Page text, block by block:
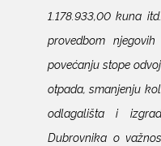
1.178.933,00 kuna
provedbom
povećanju stope
otpada, smanjenju
odlagališta i
Dubrovnika o